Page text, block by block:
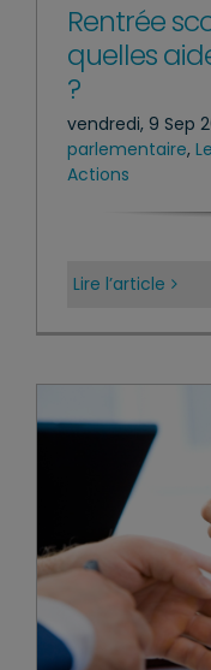
Rentrée
quelles
?
vendredi, 9 Sep
parlementaire,
Actions
Lire l’article